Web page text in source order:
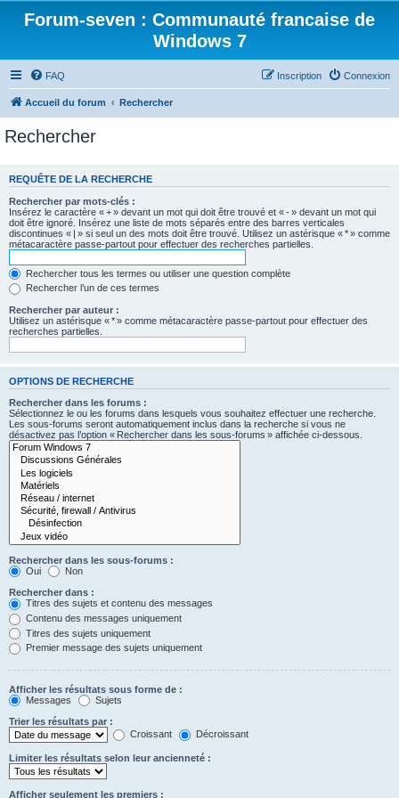
Forum-seven : Communauté francaise de
Windows 7
FAQ Connexion
Inscription
Accueil du forum Rechercher
Rechercher
REQUÊTE DE LA RECHERCHE
Rechercher par mots-clés :
Insérez le caractère « + » devant un mot qui doit être trouvé et « - » devant un mot qui
doit être ignoré. Insérez une liste de mots séparés entre des barres verticales
discontinues « | » si seul un des mots doit être trouvé. Utilisez un astérisque « * » comme
métacaractère passe-partout pour effectuer des recherches partielles.
Rechercher tous les termes ou utiliser une question complète
Rechercher l’un de ces termes
Rechercher par auteur :
Utilisez un astérisque « * » comme métacaractère passe-partout pour effectuer des
recherches partielles.
OPTIONS DE RECHERCHE
Rechercher dans les forums :
Sélectionnez le ou les forums dans lesquels vous souhaitez effectuer une recherche.
Les sous-forums seront automatiquement inclus dans la recherche si vous ne
désactivez pas l’option « Rechercher dans les sous-forums » affichée ci-dessous.
Rechercher dans les sous-forums :
Oui
Non
Rechercher dans :
Titres des sujets et contenu des messages
Contenu des messages uniquement
Titres des sujets uniquement
Premier message des sujets uniquement
Afficher les résultats sous forme de :
Messages
Sujets
Trier les résultats par :
Croissant
Décroissant
Limiter les résultats selon leur ancienneté :
Afficher seulement les premiers :